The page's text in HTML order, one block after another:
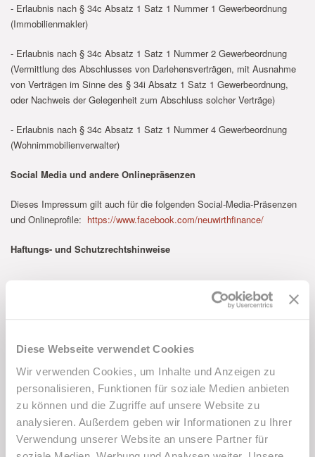
Diese Webseite verwendet Cookies
Wir verwenden Cookies, um Inhalte und Anzeigen zu
personalisieren, Funktionen für soziale Medien anbieten
zu können und die Zugriffe auf unsere Website zu
analysieren. Außerdem geben wir Informationen zu Ihrer
Verwendung unserer Website an unsere Partner für
- Erlaubnis nach § 34c Absatz 1 Satz 1 Nummer 1 Gewerbeordnung
(Immobilienmakler)
- Erlaubnis nach § 34c Absatz 1 Satz 1 Nummer 2 Gewerbeordnung
(Vermittlung des Abschlusses von Darlehensverträgen, mit Ausnahme
von Verträgen im Sinne des § 34i Absatz 1 Satz 1 Gewerbeordnung,
oder Nachweis der Gelegenheit zum Abschluss solcher Verträge)
- Erlaubnis nach § 34c Absatz 1 Satz 1 Nummer 4 Gewerbeordnung
(Wohnimmobilienverwalter)
Social Media und andere Onlinepräsenzen
Dieses Impressum gilt auch für die folgenden Social-Media-Präsenzen
und Onlineprofile: https://www.facebook.com/neuwirthfinance/
Haftungs- und Schutzrechtshinweise
Hinweise zur Datenverarbeitung im Zusammenhang mit der
Produkte oder Dienstleistungen zu informieren. Und natürlich auch, um
mit Facebook-Nutzern in Kontakt zu treten und zu kommunizieren.
Technisch wird die Datenverarbeitung durch Facebook erbracht.
Insoweit verweisen wir auf die Datenschutzhinweise von Facebook:
https://www.facebook.com/privacy/explanation
Nach der Rechtsprechung des EuGH kann jedoch u.U. für Teile der